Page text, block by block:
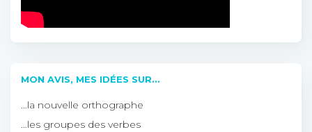
MON AVIS, MES IDÉES SUR…
…la nouvelle orthographe
…les groupes des verbes